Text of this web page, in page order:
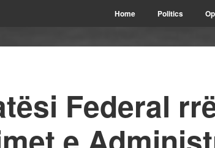
Home Politics
Federal